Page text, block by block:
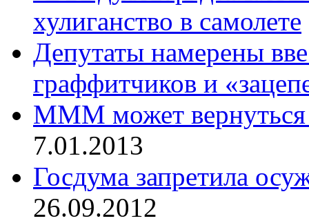
хулиганство в самолете
Депутаты намерены
граффитчиков и
МММ может вернуться
7.01.2013
Госдума запретила
26.09.2012